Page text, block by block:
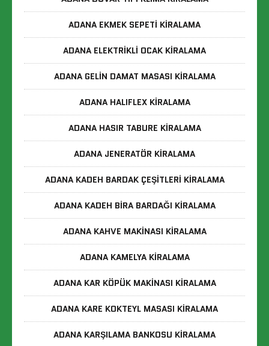
ADANA EKMEK SEPETI KIRALAMA
ADANA ELEKTRIKLI OCAK KIRALAMA
ADANA GELIN DAMAT MASASI KIRALAMA
ADANA HALIFLEX KIRALAMA
ADANA HASIR TABURE KIRALAMA
ADANA JENERATÖR KIRALAMA
ADANA KADEH BARDAK ÇEŞITLERI KIRALAMA
ADANA KADEH BIRA BARDAĞI KIRALAMA
ADANA KAHVE MAKINASI KIRALAMA
ADANA KAMELYA KIRALAMA
ADANA KAR KÖPÜK MAKINASI KIRALAMA
ADANA KARE KOKTEYL MASASI KIRALAMA
ADANA KARŞILAMA BANKOSU KIRALAMA